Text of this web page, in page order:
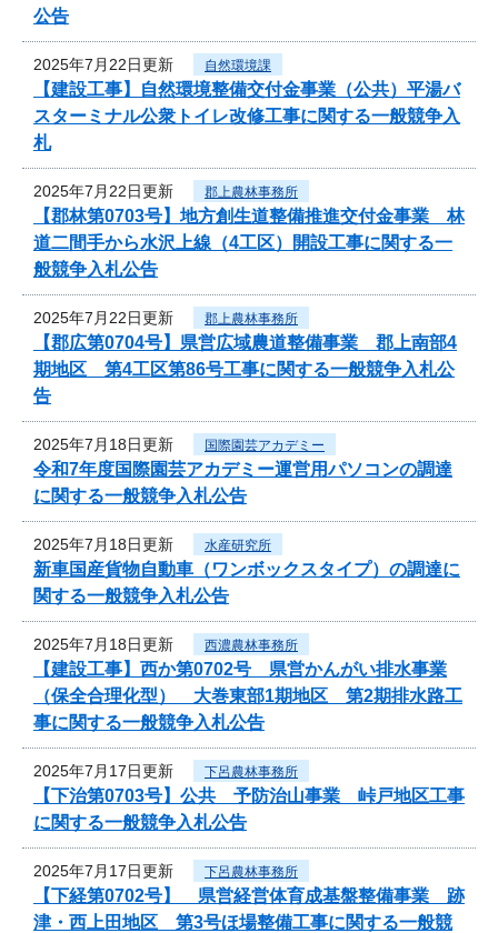
公告
2025年7月22日更新 自然環境課
【建設工事】自然環境整備交付金事業（公共）平湯バ
スターミナル公衆トイレ改修工事に関する一般競争入
札
2025年7月22日更新 郡上農林事務所
【郡林第0703号】地方創生道整備推進交付金事業 林
道二間手から水沢上線（4工区）開設工事に関する一
般競争入札公告
2025年7月22日更新 郡上農林事務所
【郡広第0704号】県営広域農道整備事業 郡上南部4
期地区 第4工区第86号工事に関する一般競争入札公
告
2025年7月18日更新 国際園芸アカデミー
令和7年度国際園芸アカデミー運営用パソコンの調達
に関する一般競争入札公告
2025年7月18日更新 水産研究所
新車国産貨物自動車（ワンボックスタイプ）の調達に
関する一般競争入札公告
2025年7月18日更新 西濃農林事務所
【建設工事】西か第0702号 県営かんがい排水事業
（保全合理化型） 大巻東部1期地区 第2期排水路工
事に関する一般競争入札公告
2025年7月17日更新 下呂農林事務所
【下治第0703号】公共 予防治山事業 峠戸地区工事
に関する一般競争入札公告
2025年7月17日更新 下呂農林事務所
【下経第0702号】 県営経営体育成基盤整備事業 跡
津・西上田地区 第3号ほ場整備工事に関する一般競